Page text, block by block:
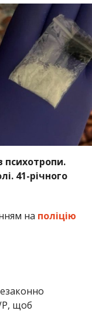
41-річного
на поліцію
щоб